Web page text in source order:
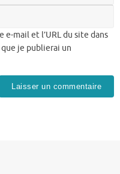
e-mail et l’URL du site dans
je publierai un